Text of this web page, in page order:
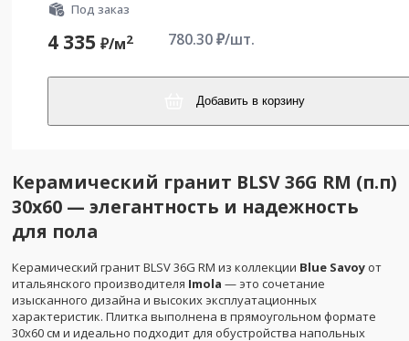
Под заказ
4 335 ₽/м2 780.30₽/шт.
Добавить в корзину
Керамический гранит BLSV 36G RM (п.п)
30x60 — элегантность и надежность
для пола
Керамический гранит BLSV 36G RM из коллекции Blue Savoy от
итальянского производителя Imola — это сочетание
изысканного дизайна и высоких эксплуатационных
характеристик. Плитка выполнена в прямоугольном формате
30x60 см и идеально подходит для обустройства напольных